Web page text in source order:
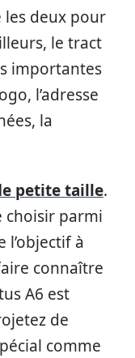
les deux pour
le tract
importantes
l’adresse
la
petite taille.
choisir parmi
à
connaître
A6 est
de
comme